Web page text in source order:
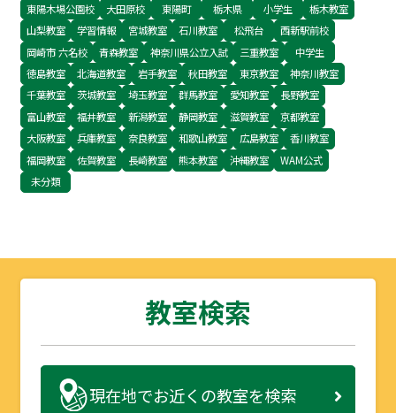
東陽木場公園校
大田原校 東陽町 栃木県 小学生
栃木教室
山梨教室
学習情報 宮城教室 石川教室 松飛台
西新駅前校
岡崎市 六名校
青森教室 神奈川県公立入試 三重教室
中学生
徳島教室
北海道教室 岩手教室 秋田教室 東京教室
神奈川教室
千葉教室
茨城教室 埼玉教室 群馬教室 愛知教室
長野教室
富山教室
福井教室 新潟教室 静岡教室 滋賀教室
京都教室
大阪教室
兵庫教室 奈良教室 和歌山教室 広島教室
香川教室
福岡教室
佐賀教室 長崎教室 熊本教室 沖縄教室
WAM公式
未分類
教室検索
現在地でお近くの教室を検索